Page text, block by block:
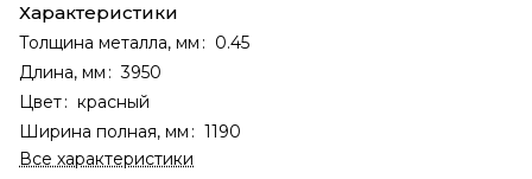
Характеристики
Толщина металла, мм : 0.45
Длина, мм : 3950
Цвет: красный
Ширина полная, мм : 1190
Все характеристики